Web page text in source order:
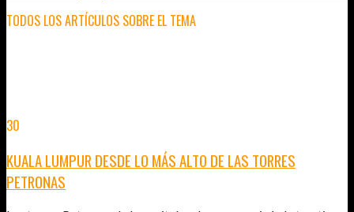
TODOS LOS ARTÍCULOS SOBRE EL TEMA
30
KUALA LUMPUR DESDE LO MÁS ALTO DE LAS TORRES
PETRONAS